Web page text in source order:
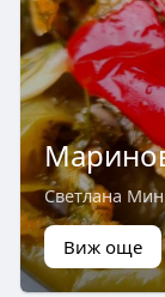
Светлана
Виж още